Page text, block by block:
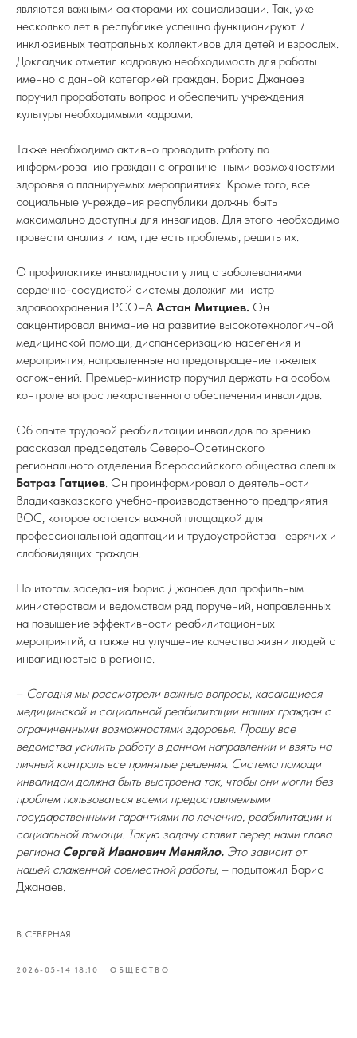
являются важными факторами их социализации. Так, уже
несколько лет в республике успешно функционируют 7
инклюзивных театральных коллективов для детей и взрослых.
Докладчик отметил кадровую необходимость для работы
именно с данной категорией граждан. Борис Джанаев
поручил проработать вопрос и обеспечить учреждения
культуры необходимыми кадрами.
Также необходимо активно проводить работу по
информированию граждан с ограниченными возможностями
здоровья о планируемых мероприятиях. Кроме того, все
социальные учреждения республики должны быть
максимально доступны для инвалидов. Для этого необходимо
провести анализ и там, где есть проблемы, решить их.
О профилактике инвалидности у лиц с заболеваниями
сердечно-сосудистой системы доложил министр
здравоохранения РСО–А Астан Митциев. Он
сакцентировал внимание на развитие высокотехнологичной
медицинской помощи, диспансеризацию населения и
мероприятия, направленные на предотвращение тяжелых
осложнений. Премьер-министр поручил держать на особом
контроле вопрос лекарственного обеспечения инвалидов.
Об опыте трудовой реабилитации инвалидов по зрению
рассказал председатель Северо-Осетинского
регионального отделения Всероссийского общества слепых
Батраз Гатциев. Он проинформировал о деятельности
Владикавказского учебно-производственного предприятия
ВОС, которое остается важной площадкой для
профессиональной адаптации и трудоустройства незрячих и
слабовидящих граждан.
По итогам заседания Борис Джанаев дал профильным
министерствам и ведомствам ряд поручений, направленных
на повышение эффективности реабилитационных
мероприятий, а также на улучшение качества жизни людей с
инвалидностью в регионе.
– Сегодня мы рассмотрели важные вопросы, касающиеся
медицинской и социальной реабилитации наших граждан с
ограниченными возможностями здоровья. Прошу все
ведомства усилить работу в данном направлении и взять на
личный контроль все принятые решения. Система помощи
инвалидам должна быть выстроена так, чтобы они могли без
проблем пользоваться всеми предоставляемыми
государственными гарантиями по лечению, реабилитации и
социальной помощи. Такую задачу ставит перед нами глава
региона Сергей Иванович Меняйло. Это зависит от
нашей слаженной совместной работы, – подытожил Борис
Джанаев.
В. СЕВЕРНАЯ
2026-05-14 18:10 ОБЩЕСТВО